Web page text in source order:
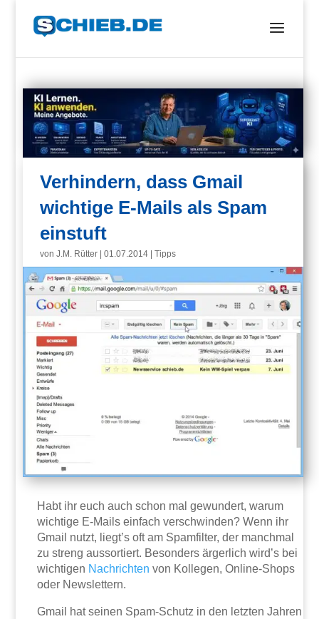
Verhindern, dass Gmail
wichtige E-Mails als Spam
einstuft
vonJ.M. Rütter |01.07.2014 |Tipps
Habt ihr euch auch schon mal gewundert, warum
wichtige E-Mails einfach verschwinden? Wenn ihr
Gmail nutzt, liegt’s oft am Spamfilter, der manchmal
zu streng aussortiert. Besonders ärgerlich wird’s bei
wichtigen Nachrichten von Kollegen, Online-Shops
oder Newslettern.
Gmail hat seinen Spam-Schutz in den letzten Jahren